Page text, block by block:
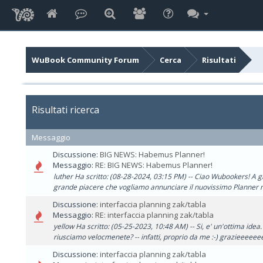
WuBook Community Forum Cerca Risultati
Risultati ricerca
Messaggio
Discussione: BIG NEWS: Habemus Planner!
Messaggio: RE: BIG NEWS: Habemus Planner!
luther Ha scritto: (08-28-2024, 03:15 PM) -- Ciao Wubookers!
grande piacere che vogliamo annunciare il nuovissimo Planner
Discussione: interfaccia planning zak/tabla
Messaggio: RE: interfaccia planning zak/tabla
yellow Ha scritto: (05-25-2023, 10:48 AM) -- Si, e' un'ottima
riusciamo velocmenete? -- infatti, proprio da me :-)
Discussione: interfaccia planning zak/tabla